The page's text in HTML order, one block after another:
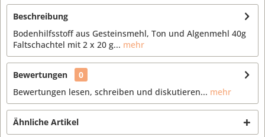
Beschreibung
Bodenhilfsstoff aus Gesteinsmehl, Ton und Algenmehl 40g
Faltschachtel mit 2 x 20 g... mehr
Bewertungen
0
Bewertungen lesen, schreiben und diskutieren... mehr
Ähnliche Artikel